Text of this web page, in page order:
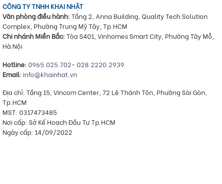
CÔNG TY TNHH KHAI NHẬT
Văn phòng điều hành: Tầng 2, Anna Building, Quality Tech Solution
Complex, Phường Trung Mỹ Tây, Tp.HCM
Chi nhánh Miền Bắc: Tòa S401, Vinhomes Smart City, Phường Tây Mỗ,
Hà Nội
Hotline: 0965.025.702- 028.2220.2939
Email: info@khainhat.vn
Địa chỉ: Tầng 15, Vincom Center, 72 Lê Thánh Tôn, Phường Sài Gòn,
Tp.HCM
MST: 0317473485
Nơi cấp: Sở Kế Hoạch Đầu Tư Tp.HCM
Ngày cấp: 14/09/2022